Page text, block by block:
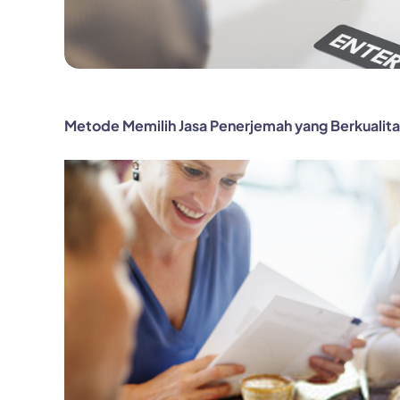
Metode Memilih Jasa Penerjemah yang